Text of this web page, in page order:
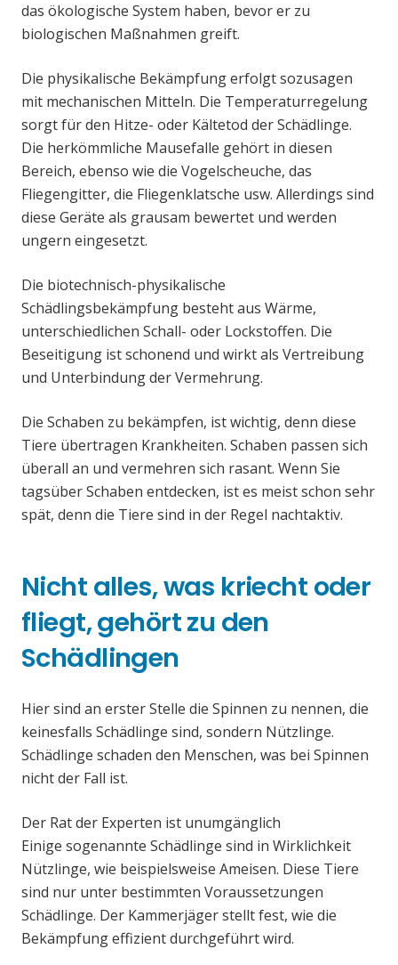
das ökologische System haben, bevor er zu
biologischen Maßnahmen greift.
Die physikalische Bekämpfung erfolgt sozusagen
mit mechanischen Mitteln. Die Temperaturregelung
sorgt für den Hitze- oder Kältetod der Schädlinge.
Die herkömmliche Mausefalle gehört in diesen
Bereich, ebenso wie die Vogelscheuche, das
Fliegengitter, die Fliegenklatsche usw. Allerdings sind
diese Geräte als grausam bewertet und werden
ungern eingesetzt.
Die biotechnisch-physikalische
Schädlingsbekämpfung besteht aus Wärme,
unterschiedlichen Schall- oder Lockstoffen. Die
Beseitigung ist schonend und wirkt als Vertreibung
und Unterbindung der Vermehrung.
Die Schaben zu bekämpfen, ist wichtig, denn diese
Tiere übertragen Krankheiten. Schaben passen sich
überall an und vermehren sich rasant. Wenn Sie
tagsüber Schaben entdecken, ist es meist schon sehr
spät, denn die Tiere sind in der Regel nachtaktiv.
Nicht alles, was kriecht oder
fliegt, gehört zu den
Schädlingen
Hier sind an erster Stelle die Spinnen zu nennen, die
keinesfalls Schädlinge sind, sondern Nützlinge.
Schädlinge schaden den Menschen, was bei Spinnen
nicht der Fall ist.
Der Rat der Experten ist unumgänglich
Einige sogenannte Schädlinge sind in Wirklichkeit
Nützlinge, wie beispielsweise Ameisen. Diese Tiere
sind nur unter bestimmten Voraussetzungen
Schädlinge. Der Kammerjäger stellt fest, wie die
Bekämpfung effizient durchgeführt wird.